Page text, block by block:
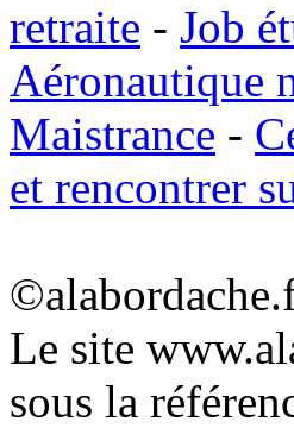
retraite - Job
Aéronautique
Maistrance -
et rencontrer
Le site
sous la